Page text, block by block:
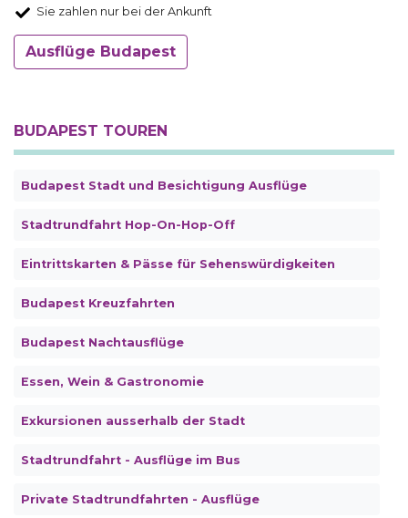
Sie zahlen nur bei der Ankunft
Ausflüge Budapest
BUDAPEST TOUREN
Budapest Stadt und Besichtigung Ausflüge
Stadtrundfahrt Hop-On-Hop-Off
Eintrittskarten & Pässe für Sehenswürdigkeiten
Budapest Kreuzfahrten
Budapest Nachtausflüge
Essen, Wein & Gastronomie
Exkursionen ausserhalb der Stadt
Stadtrundfahrt - Ausflüge im Bus
Private Stadtrundfahrten - Ausflüge